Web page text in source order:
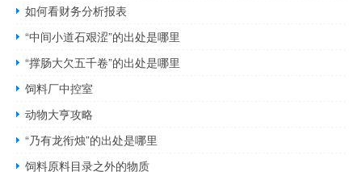
如何看财务分析报表
“中间小道石艰涩”的出处是哪里
“撑肠大欠五千卷”的出处是哪里
饲料厂中控室
动物大亨攻略
“乃有龙衔烛”的出处是哪里
饲料原料目录之外的物质